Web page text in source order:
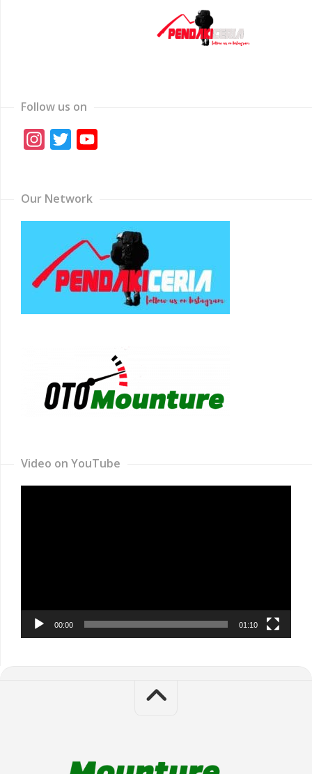
Follow us on
Instagram
Twitter
Our Network
Video on YouTube
00:00 01:10